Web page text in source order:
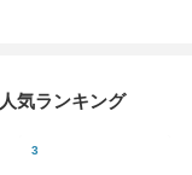
気ランキング